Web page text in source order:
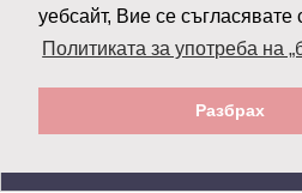
уебсайт, Вие се съгласявате
Политиката за употреба на
Разбрах
© 2026 Grazia.bg -